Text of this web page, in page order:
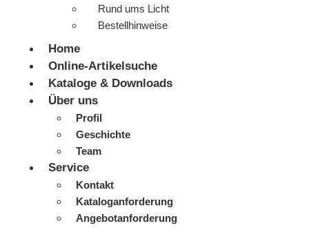
Rund ums Licht
Bestellhinweise
Home
Online-Artikelsuche
Kataloge & Downloads
Über uns
Profil
Geschichte
Team
Service
Kontakt
Kataloganforderung
Angebotanforderung